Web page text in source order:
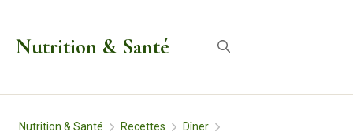
Nutrition & Santé
Nutrition & Santé Recettes
Dîner